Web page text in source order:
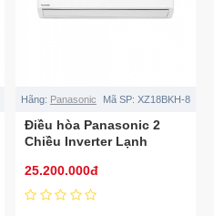
Hãng: Panasonic Mã SP: XZ18BKH-8
Điều hòa Panasonic 2
Chiều Inverter Lạnh
20.600BTU/2HP CS-
XZ18BKH-8
25.200.000đ